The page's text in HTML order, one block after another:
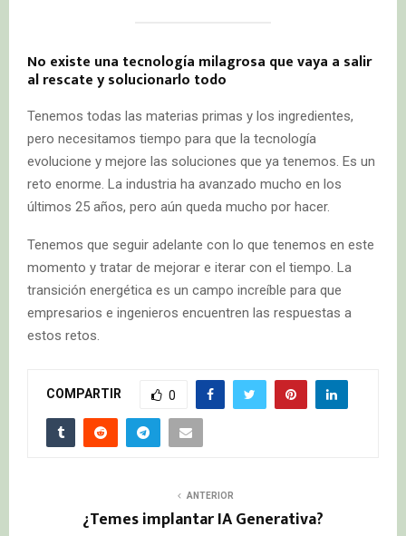
No existe una tecnología milagrosa que vaya a salir
al rescate y solucionarlo todo
Tenemos todas las materias primas y los ingredientes,
pero necesitamos tiempo para que la tecnología
evolucione y mejore las soluciones que ya tenemos. Es un
reto enorme. La industria ha avanzado mucho en los
últimos 25 años, pero aún queda mucho por hacer.
Tenemos que seguir adelante con lo que tenemos en este
momento y tratar de mejorar e iterar con el tiempo. La
transición energética es un campo increíble para que
empresarios e ingenieros encuentren las respuestas a
estos retos.
COMPARTIR 0
ANTERIOR
¿Temes implantar IA Generativa?